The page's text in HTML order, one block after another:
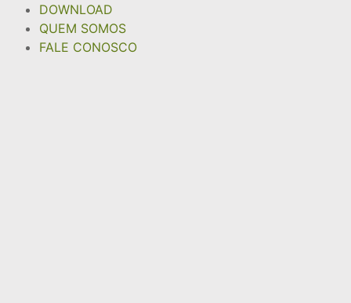
DOWNLOAD
QUEM SOMOS
FALE CONOSCO